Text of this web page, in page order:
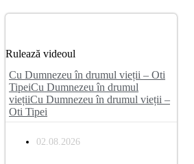
Rulează videoul
Cu Dumnezeu în drumul vieții – Oti
TipeiCu Dumnezeu în drumul
viețiiCu Dumnezeu în drumul vieții –
Oti Tipei
02.08.2026